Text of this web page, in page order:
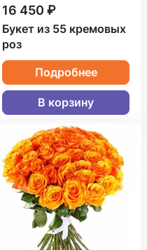
16 450 ₽
Букет из 55 кремовых
роз
Подробнее
В корзину